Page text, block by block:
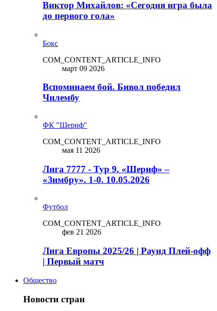
Виктор Михайлов: «Сегодня игра была
до первого гола»
Бокс
COM_CONTENT_ARTICLE_INFO
март 09 2026
Вспоминаем бой. Бивол победил
Чилембу
ФК "Шериф"
COM_CONTENT_ARTICLE_INFO
мая 11 2026
Лига 7777 - Тур 9. «Шериф» –
«Зимбру». 1-0. 10.05.2026
Футбол
COM_CONTENT_ARTICLE_INFO
фев 21 2026
Лига Европы 2025/26 | Раунд Плей-офф
| Первый матч
Общество
Новости стран